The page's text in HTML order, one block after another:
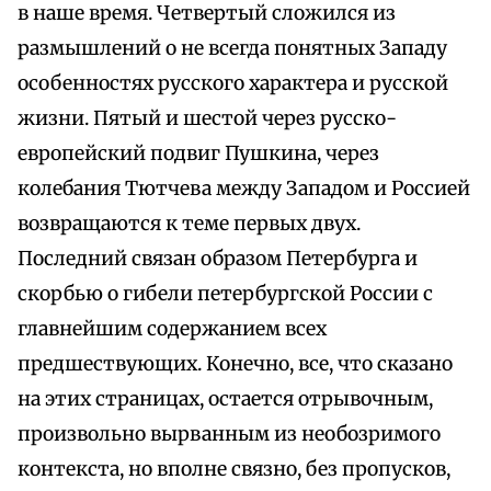
в наше время. Четвертый сложился из
размышлений о не всегда понятных Западу
особенностях русского характера и русской
жизни. Пятый и шестой через русско-
европейский подвиг Пушкина, через
колебания Тютчева между Западом и Россией
возвращаются к теме первых двух.
Последний связан образом Петербурга и
скорбью о гибели петербургской России с
главнейшим содержанием всех
предшествующих. Конечно, все, что сказано
на этих страницах, остается отрывочным,
произвольно вырванным из необозримого
контекста, но вполне связно, без пропусков,